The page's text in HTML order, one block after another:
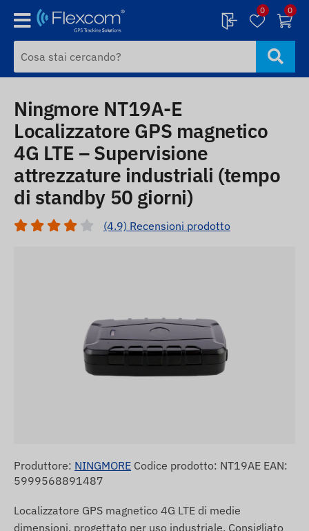
0 0
Ningmore NT19A-E
Localizzatore GPS magnetico
4G LTE – Supervisione
attrezzature industriali (tempo
di standby 50 giorni)
(4.9) Recensioni prodotto
Produttore: NINGMORE Codice prodotto: NT19AE EAN:
5999568891487
Localizzatore GPS magnetico 4G LTE di medie
dimensioni, progettato per uso industriale. Consigliato